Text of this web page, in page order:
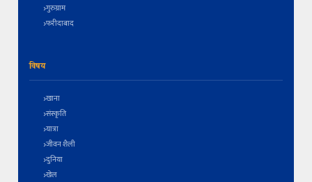
गुरुग्राम
फरीदाबाद
विषय
खाना
संस्कृति
यात्रा
जीवन शैली
दुनिया
खेल